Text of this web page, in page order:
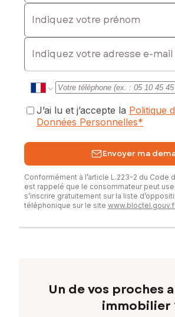
Indiquez votre prénom
E-mail
J’ai lu et j’accepte la Politique
Données Personnelles*
Envoyer ma
Conformément à l’article L.223-2 du Code
est rappelé que le consommateur peut
s’inscrire gratuitement sur la liste
téléphonique sur le site
Un de vos proches
immobilier